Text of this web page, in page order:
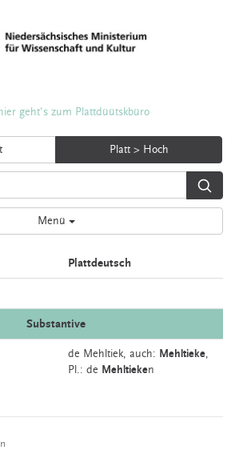
geht's zum Plattdüütskbüro
Platt > Hoch
Menü
Plattdeutsch
Substantive
de Mehltiek, auch: Mehltieke,
Pl.: de Mehltieken